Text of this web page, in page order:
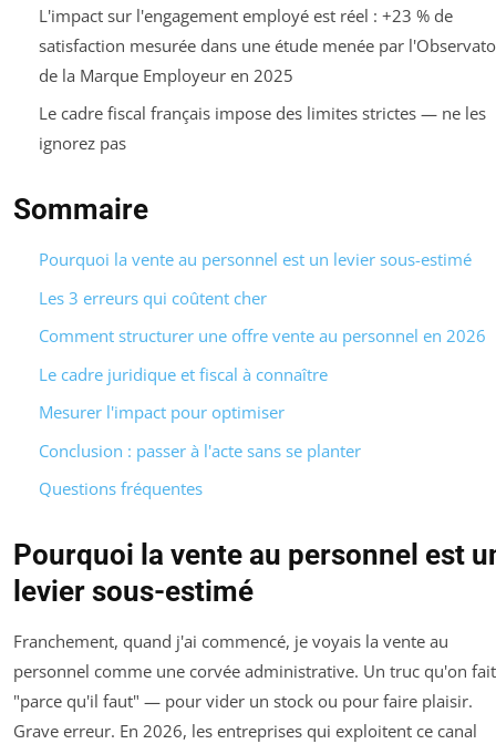
L'impact sur l'engagement employé est réel : +23 % de
satisfaction mesurée dans une étude menée par
de la Marque Employeur en 2025
Le cadre fiscal français impose des limites strictes — ne les
ignorez pas
Sommaire
Pourquoi la vente au personnel est un levier sous-estimé
Les 3 erreurs qui coûtent cher
Comment structurer une offre vente au personnel en 2026
Le cadre juridique et fiscal à connaître
Mesurer l'impact pour optimiser
Conclusion : passer à l'acte sans se planter
Questions fréquentes
Pourquoi la vente au personnel est
levier sous-estimé
Franchement, quand j'ai commencé, je voyais la vente au
personnel comme une corvée administrative. Un truc qu'on fait
"parce qu'il faut" — pour vider un stock ou pour faire plaisir.
Grave erreur. En 2026, les entreprises qui exploitent ce canal